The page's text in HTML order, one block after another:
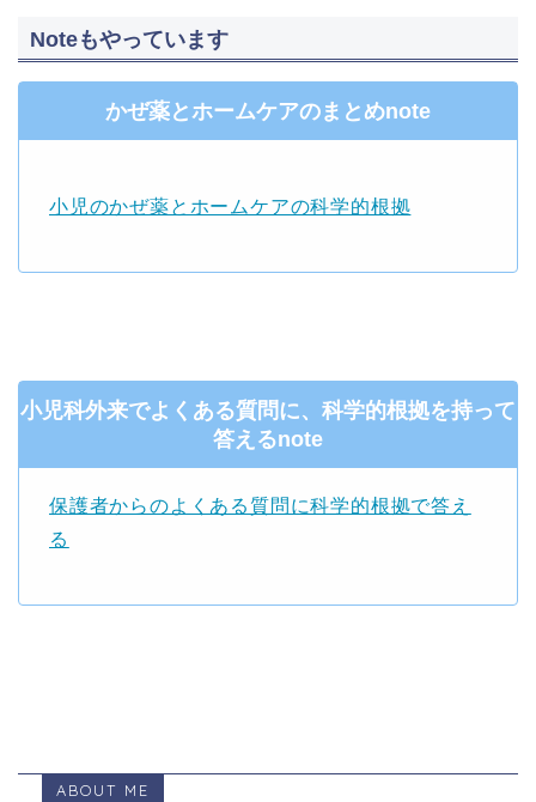
Noteもやっています
かぜ薬とホームケアのまとめnote
小児のかぜ薬とホームケアの科学的根拠
小児科外来でよくある質問に、科学的根拠を持って
答えるnote
保護者からのよくある質問に科学的根拠で答え
る
ABOUT ME